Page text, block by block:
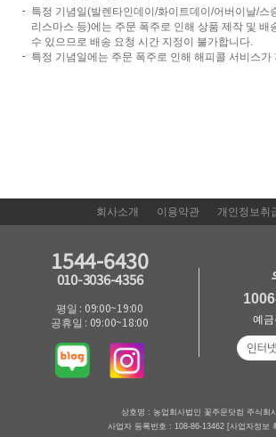
특정 기념일(발렌타인데이/화이트데이/어버이날/스
리스마스 등)에는 주문 폭주로 인해 상품 제작 및 배
수 있으므로 배송 요청 시간 지정이 불가합니다.
특정 기념일에는 주문 폭주로 인해 해피콜 서비스가
회사소개 이용약관 개인정보취
1544-6430
010-3036-4356
평일 : 09:00~19:00
공휴일 : 09:00~18:00
예금
상호명 : 농업회사법인 꽃주문닷컴 주식회
사업자 등록번호 : 108-86-13462 [사업자정보